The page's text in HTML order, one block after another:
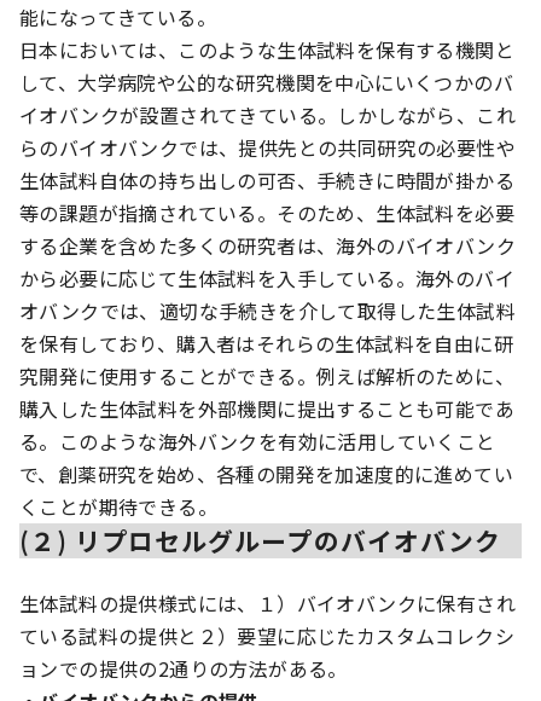
能になってきている。
日本においては、このような生体試料を保有する機関と
して、大学病院や公的な研究機関を中心にいくつかのバ
イオバンクが設置されてきている。しかしながら、これ
らのバイオバンクでは、提供先との共同研究の必要性や
生体試料自体の持ち出しの可否、手続きに時間が掛かる
等の課題が指摘されている。そのため、生体試料を必要
する企業を含めた多くの研究者は、海外のバイオバンク
から必要に応じて生体試料を入手している。海外のバイ
オバンクでは、適切な手続きを介して取得した生体試料
を保有しており、購入者はそれらの生体試料を自由に研
究開発に使用することができる。例えば解析のために、
購入した生体試料を外部機関に提出することも可能であ
る。このような海外バンクを有効に活用していくこと
で、創薬研究を始め、各種の開発を加速度的に進めてい
くことが期待できる。
(２) リプロセルグループのバイオバンク
生体試料の提供様式には、１）バイオバンクに保有され
ている試料の提供と２）要望に応じたカスタムコレクシ
ョンでの提供の2通りの方法がある。